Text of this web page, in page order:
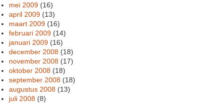
mei 2009 (16)
april 2009 (13)
maart 2009 (16)
februari 2009 (14)
januari 2009 (16)
december 2008 (18)
november 2008 (17)
oktober 2008 (18)
september 2008 (18)
augustus 2008 (13)
juli 2008 (8)